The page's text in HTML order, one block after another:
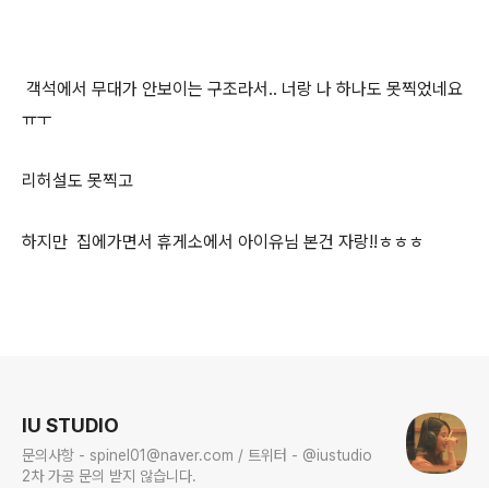
객석에서 무대가 안보이는 구조라서.. 너랑 나 하나도 못찍었네요
ㅠㅜ
리허설도 못찍고
하지만 집에가면서 휴게소에서 아이유님 본건 자랑!!ㅎㅎㅎ
IU STUDIO
문의사항 - spinel01@naver.com / 트위터 - @iustudio
2차 가공 문의 받지 않습니다.